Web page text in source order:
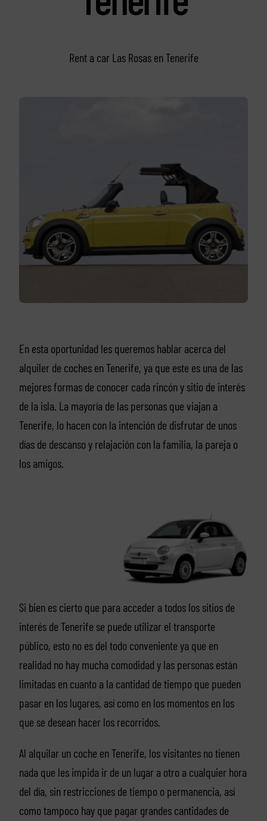
Rent a car Las Rosas en Tenerife
En esta oportunidad les queremos hablar acerca del
alquiler de coches en Tenerife, ya que este es una de las
mejores formas de conocer cada rincón y sitio de interés
de la isla. La mayoría de las personas que viajan a
Tenerife, lo hacen con la intención de disfrutar de unos
días de descanso y relajación con la familia, la pareja o
los amigos.
Si bien es cierto que para acceder a todos los sitios de
interés de Tenerife se puede utilizar el transporte
público, esto no es del todo conveniente ya que en
realidad no hay mucha comodidad y las personas están
limitadas en cuanto a la cantidad de tiempo que pueden
pasar en los lugares, así como en los momentos en los
que se desean hacer los recorridos.
Al alquilar un coche en Tenerife, los visitantes no tienen
nada que les impida ir de un lugar a otro a cualquier hora
del día, sin restricciones de tiempo o permanencia, así
como tampoco hay que pagar grandes cantidades de